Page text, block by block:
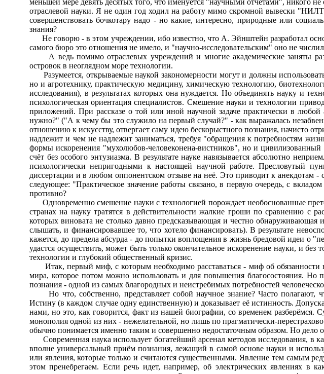
меньшей мере девять десятых того, что именуется "научными отчётами", никого
отраслевой науки. Я не один год ходил на работу мимо скромной вывески
совершенствовать бочкотару надо - но какие, интересно, природные или
знания?
Не говорю - в этом учреждении, ибо известно, что А. Эйнштейн разработал
самого бюро это отношения не имело, и "научно-исследовательским" оно не
А ведь помимо отраслевых учреждений и многие академические заняты
островок в неоглядном море технологии.
Разумеется, открываемые наукой закономерности могут и должны
но и агротехнику, практическую медицину, химическую технологию,
исследования), в результатах которых она нуждается. Но объединять науку и
психологическая ориентация специалистов. Смешение науки и технологии
приложений. При рассказе о той или иной научной задаче практически в
нужно?" ("А к чему бы это служило на первый случай?" - как выражалась
отношению к искусству, отвергает саму идею бескорыстного познания, начисто
надлежит и чем не надлежит заниматься, требуя "обращения к потребностям
формы искоренения "мухолюбов-человеконена-вистников", но и
счёт без особого энтузиазма. В результате науке навязывается абсолютно
психологически непригодными к настоящей научной работе. Пресловутый
диссертации и в любом оппонентском отзыве на неё. Это приводит к анекдотам
следующее: "Практическое значение работы связано, в первую очередь, с
противно?
Одновременно смешение науки с технологией порождает необоснованные
странах на науку тратятся в действительности жалкие гроши по сравнению с
которых виновата не столько давно предсказывающая и честно обнаруживающая
слышать, и финансировавшее то, что хотело финансировать). В результате
кажется, до предела абсурда - до попытки воплощения в жизнь бредовой идеи о
удастся осуществить, может быть только окончательное искоренение науки, и
технологии и глубокий общественный кризис.
Итак, первый миф, с которым необходимо расставаться - миф об обязанности
мира, которое потом можно использовать и для повышения благосостояния.
познания - одной из самых благородных и неистребимых потребностей
Но что, собственно, представляет собой научное знание? Часто полагают,
Истину (в каждом случае одну единственную) и доказывает её истинность.
нами, но это, как говорится, факт из нашей биографии, со временем
монополия одной из них - нежелательной, но лишь по прагматически-
обычно понимается именно таким и совершенно недостаточным образом. Но дело
Современная наука использует богатейший арсенал методов исследования, в
вполне универсальный приём познания, лежащий в самой основе науки и
или явления, которые только и считаются существенными. Явление тем самым
этом пренебрегаем. Если речь идет, например, об электрических явлениях в